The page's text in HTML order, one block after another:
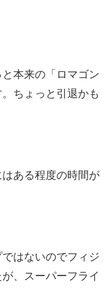
本来の「ロマゴン
ちょっと引退かも
ある程度の時間が
はないのでフィジ
、スーパーフライ